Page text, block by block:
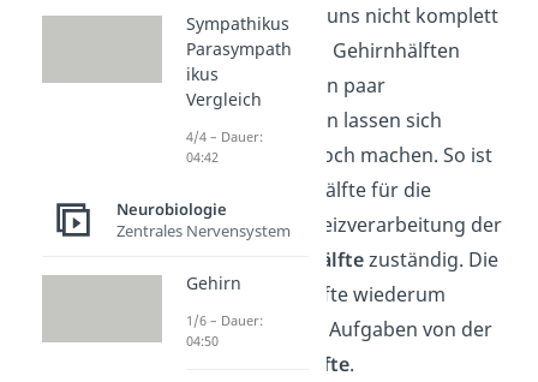
Aber wir müssen uns nicht komplett
vom Bild der zwei Gehirnhälften
verabschieden. Ein paar
Unterscheidungen lassen sich
nämlich immer noch machen. So ist
Gehirnhälfte für die
Steuerung und Reizverarbeitung der
Körperhälftezuständig. Die
rechteGehirnhälfte wiederum
übernimmt diese Aufgaben von der
Körperhälfte.
Sympathikus
Parasympath
ikus
Vergleich
4/4 – Dauer:
04:42
Neurobiologie
Zentrales Nervensystem
Gehirn
1/6 – Dauer:
04:50